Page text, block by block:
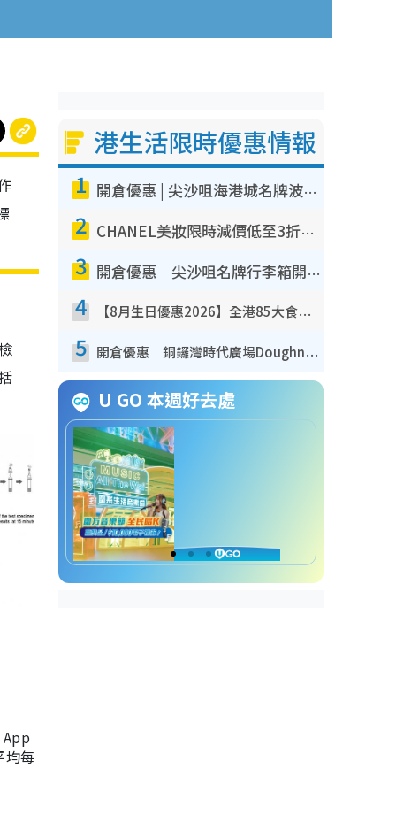
均每
港生活限時優惠情報
1 開倉優惠 | 尖沙咀海港城名牌波鞋開倉低至1折！On鞋$899起／Joy&Peace鞋履$98起
2 CHANEL美妝限時減價低至3折！人氣粉底/唇膏/精華液低至$275！COCO香水都有平
3 開倉優惠｜尖沙咀名牌行李箱開倉低至4折！一連5日 American Tourister/ace./Hallmark $200起！
4 【8月生日優惠2026】全港85大食買玩著數攻略 自助餐/火鍋放題同行免費＋誠品/DONKI送現金券
5 開倉優惠｜銅鑼灣時代廣場Doughnut/Campo Marzio開倉低至1折！背囊、書包、手袋劈價$200起
U GO 本週好去處